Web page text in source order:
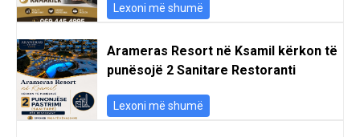
Lexoni më shumë
Arameras Resort në Ksamil kërkon të
punësojë 2 Sanitare Restoranti
Lexoni më shumë